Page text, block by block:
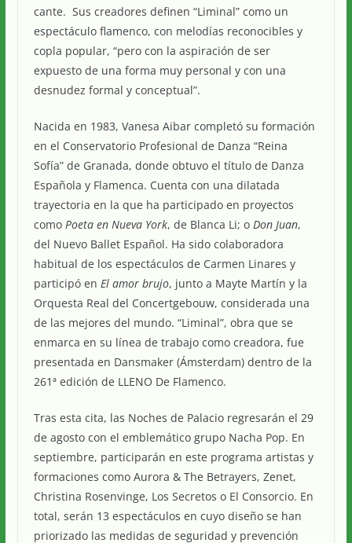
cante. Sus creadores definen “Liminal” como un
espectáculo flamenco, con melodías reconocibles y
copla popular, “pero con la aspiración de ser
expuesto de una forma muy personal y con una
desnudez formal y conceptual”.
Nacida en 1983, Vanesa Aibar completó su formación
en el Conservatorio Profesional de Danza “Reina
Sofía” de Granada, donde obtuvo el título de Danza
Española y Flamenca. Cuenta con una dilatada
trayectoria en la que ha participado en proyectos
como Poeta en Nueva York, de Blanca Li; o Don Juan,
del Nuevo Ballet Español. Ha sido colaboradora
habitual de los espectáculos de Carmen Linares y
participó en El amor brujo, junto a Mayte Martín y la
Orquesta Real del Concertgebouw, considerada una
de las mejores del mundo. “Liminal”, obra que se
enmarca en su línea de trabajo como creadora, fue
presentada en Dansmaker (Ámsterdam) dentro de la
261ª edición de LLENO De Flamenco.
Tras esta cita, las Noches de Palacio regresarán el 29
de agosto con el emblemático grupo Nacha Pop. En
septiembre, participarán en este programa artistas y
formaciones como Aurora & The Betrayers, Zenet,
Christina Rosenvinge, Los Secretos o El Consorcio. En
total, serán 13 espectáculos en cuyo diseño se han
priorizado las medidas de seguridad y prevención